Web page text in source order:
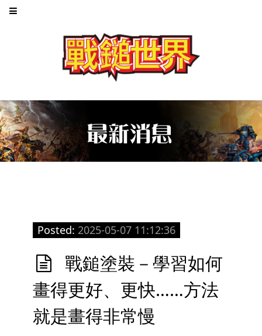
Posted: 2025-05-07 11:12:36
戰鎚塗裝－學習如何
畫得更好、更快……方法
就是畫得非常慢